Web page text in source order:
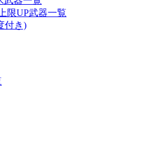
限UP武器一覧
付き)